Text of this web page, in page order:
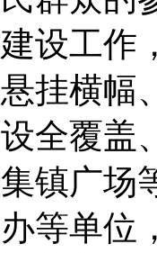
设工作
挂横幅
全覆盖
镇广场
等单位